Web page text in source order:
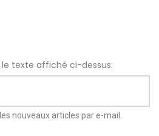
le texte affiché ci-dessus:
nouveaux articles par e-mail.